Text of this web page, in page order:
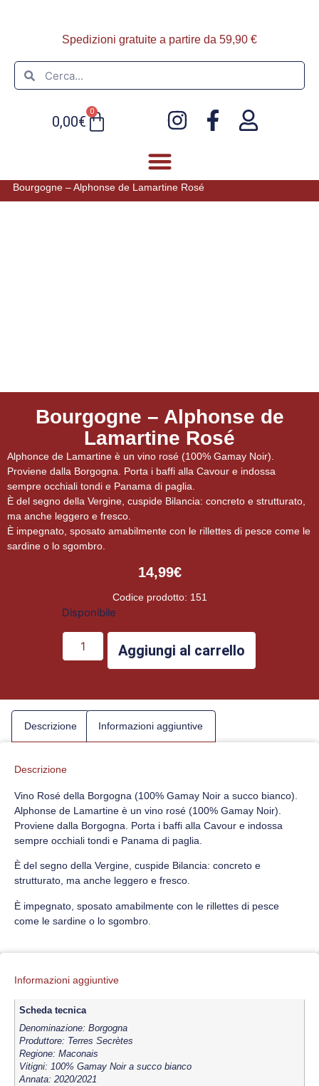
Spedizioni gratuite a partire da 59,90 €
0,00€
0
Bourgogne – Alphonse de Lamartine Rosé
Bourgogne – Alphonse de
Lamartine Rosé
Alphonce de Lamartine è un vino rosé (100% Gamay Noir).
Proviene dalla Borgogna. Porta i baffi alla Cavour e indossa
sempre occhiali tondi e Panama di paglia.
È del segno della Vergine, cuspide Bilancia: concreto e strutturato,
ma anche leggero e fresco.
È impegnato, sposato amabilmente con le rillettes di pesce come le
sardine o lo sgombro.
14,99€
Codice prodotto: 151
Disponibile
Aggiungi al carrello
Descrizione Informazioni aggiuntive
Descrizione
Vino Rosé della Borgogna (100% Gamay Noir a succo bianco).
Alphonse de Lamartine è un vino rosé (100% Gamay Noir).
Proviene dalla Borgogna. Porta i baffi alla Cavour e indossa
sempre occhiali tondi e Panama di paglia.
È del segno della Vergine, cuspide Bilancia: concreto e
strutturato, ma anche leggero e fresco.
È impegnato, sposato amabilmente con le rillettes di pesce
come le sardine o lo sgombro.
Informazioni aggiuntive
Scheda tecnica
Denominazione: Borgogna
Produttore: Terres Secrètes
Regione: Maconais
Vitigni: 100% Gamay Noir a succo bianco
Annata: 2020/2021